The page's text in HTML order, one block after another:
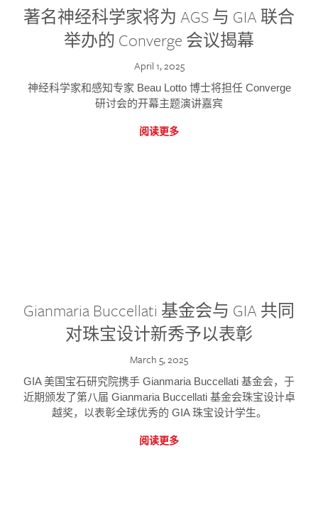
著名神经科学家将为 AGS 与 GIA 联合
举办的 Converge 会议揭幕
April 1, 2025
神经科学家和感知专家 Beau Lotto 博士将担任 Converge
研讨会的开幕主题演讲嘉宾
阅读更多
Gianmaria Buccellati 基金会与 GIA 共同
对珠宝设计新秀予以表彰
March 5, 2025
GIA 美国宝石研究院携手 Gianmaria Buccellati 基金会，于
近期颁发了第八届 Gianmaria Buccellati 基金会珠宝设计卓
越奖，以表彰全球优秀的 GIA 珠宝设计学生。
阅读更多